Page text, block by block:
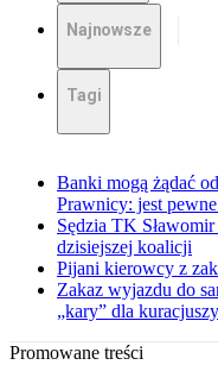
Najnowsze
Tagi
Banki mogą żądać
Prawnicy: jest pewne
Sędzia TK
dzisiejszej koalicji
Pijani kierowcy z
Zakaz wyjazdu do
„kary” dla kuracjuszy
Promowane treści